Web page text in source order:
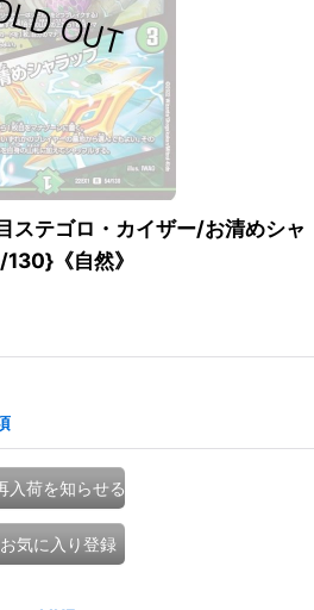
ステゴロ・カイザー/お清めシャ
《自然》
入荷を知らせる
お気に入り登録